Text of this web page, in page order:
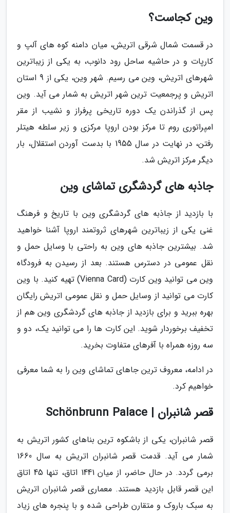
وین کجاست؟
در قسمت شمال شرقی اتریش، میان دامنه کوه های آلپ و
کارپات و در حاشیه ساحل رود دانوب، به یکی از زیباترین
شهرهای اتریش، وین می رسیم. شهر وین، یکی از 9 استان
اتریش و پرجمعیت ترین شهر اتریش به شمار می آید. وین
پس از گذراندن یک دوره تاریخی پرفراز و نشیب از مقر
امپراتوری روم تا مرکز بودن اروپا مرکزی و زیر سلطه هیتلر
رفتن، در نهایت در سال 1955 با بدست آوردن استقلال، بار
دیگر مرکز اتریش شد.
جاذبه های گردشگری تماشای وین
با بازدید از جاذبه های گردشگری وین با تاریخ و فرهنگ
غنی یکی از زیباترین شهرهای ثروتمند اروپا آشنا خواهید
شد. بیشترین جاذبه های وین به راحتی با وسایل حمل و
نقل عمومی در دسترس هستند. بعد از رسیدن به فرودگاه
وین می توانید وین کارت (Vienna Card) تهیه کنید. با وین
کارت می توانید از وسایل حمل و نقل عمومی اتریش رایگان
بهره ببرید و برای بازدید از جاذبه های گردشگری وین هم از
تخفیف برخوردار شوید. این کارت ها را می توانید یک، دو و
سه روزه همراه با آفرهای متفاوت بخرید.
در ادامه، معروف ترین جاهای تماشای وین را به شما معرفی
خواهیم کرد.
قصر شانبران | Schönbrunn Palace
قصر شانبران، یکی از باشکوه ترین بناهای کشور اتریش به
شمار می آید. قدمت قصر شانبران اتریش به سال 1660
برمی گردد. در حال حاضر، از میان 1441 اتاق، تنها 45 اتاق
این قصر قابل بازدید هستند. معماری قصر شانبران اتریش
به سبک باروک و متقارن طراحی شده و با پنجره های زیاد